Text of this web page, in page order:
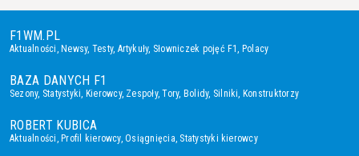
F1WM.PL
Aktualności, Newsy, Testy, Artykuły, Słowniczek pojęć F1, Polacy
BAZA DANYCH F1
Sezony, Statystyki, Kierowcy, Zespoły,Tory, Bolidy, Silniki, Konstruktorzy
ROBERT KUBICA
Aktualności, Profil kierowcy,Osiągnięcia, Statystyki kierowcy